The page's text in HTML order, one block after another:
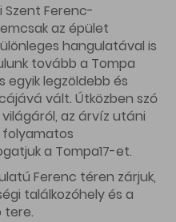
Szent Ferenc-
az épület
hangulatával is
tovább a Tompa
legzöldebb és
vált. Útközben szó
az árvíz utáni
a Tompa17-et.
Ferenc téren zárjuk,
találkozóhely és a
tere.